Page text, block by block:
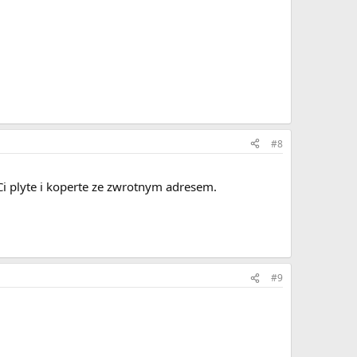
#8
plyte i koperte ze zwrotnym adresem.
#9